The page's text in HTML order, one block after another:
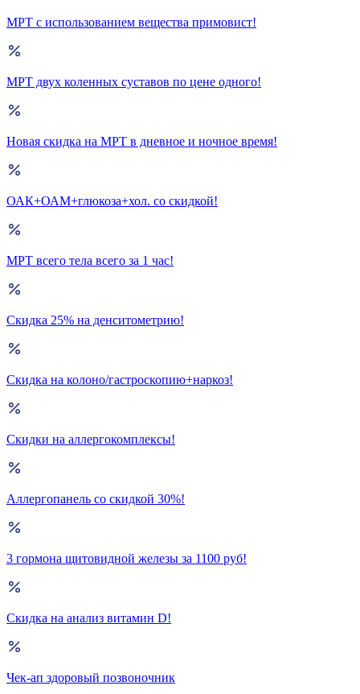
МРТ с использованием вещества примовист!
МРТ двух коленных суставов по цене одного!
Новая скидка на МРТ в дневное и ночное время!
ОАК+ОАМ+глюкоза+хол. со скидкой!
МРТ всего тела всего за 1 час!
Скидка 25% на денситометрию!
Скидка на колоно/гастроскопию+наркоз!
Скидки на аллергокомплексы!
Аллергопанель со скидкой 30%!
3 гормона щитовидной железы за 1100 руб!
Скидка на анализ витамин D!
Чек-ап здоровый позвоночник